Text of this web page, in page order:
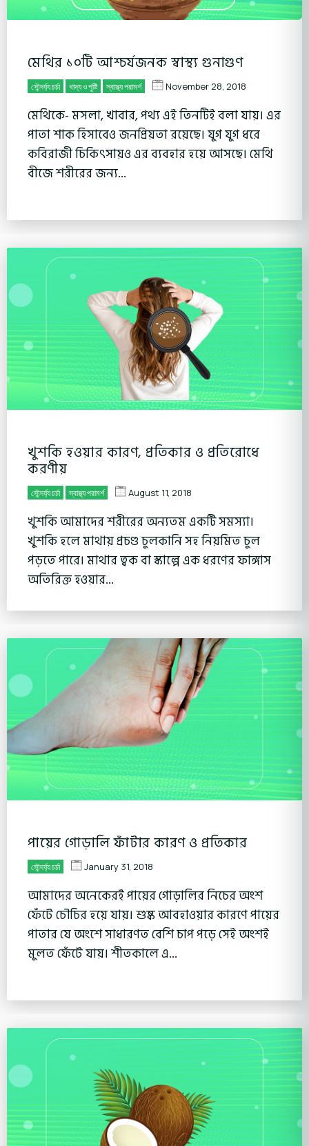
মেথির ১০টি আশ্চর্যজনক স্বাস্থ্য গুনাগুণ
সৌন্দর্য্য চর্চা খাদ্য ও পুষ্টি স্বাস্থ্য পরামর্শ November 28, 2018
মেথিকে- মসলা, খাবার, পথ্য এই তিনটিই বলা যায়। এর
পাতা শাক হিসাবেও জনপ্রিয়তা রয়েছে। যুগ যুগ ধরে
কবিরাজী চিকিৎসায়ও এর ব্যবহার হয়ে আসছে। মেথি
বীজে শরীরের জন্য...
খুশকি হওয়ার কারণ, প্রতিকার ও প্রতিরোধে
করণীয়
সৌন্দর্য্য চর্চা স্বাস্থ্য পরামর্শ August 11, 2018
খুশকি আমাদের শরীরের অন্যতম একটি সমস্যা।
খুশকি হলে মাথায় প্রচণ্ড চুলকানি সহ নিয়মিত চুল
পড়তে পারে। মাথার ত্বক বা স্কাল্পে এক ধরণের ফাঙ্গাস
অতিরিক্ত হওয়ার...
পায়ের গোড়ালি ফাঁটার কারণ ও প্রতিকার
সৌন্দর্য্য চর্চা January 31, 2018
আমাদের অনেকেরই পায়ের গোড়ালির নিচের অংশ
ফেঁটে চৌচির হয়ে যায়। শুষ্ক আবহাওয়ার কারণে পায়ের
পাতার যে অংশে সাধারণত বেশি চাপ পড়ে সেই অংশই
মুলত ফেঁটে যায়। শীতকালে এ...